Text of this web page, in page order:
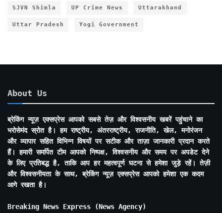
SJVN Shimla UP Crime News Uttarakhand
Uttar Pradesh Yogi Government
About Us
ब्रेकिंग न्यूज़ एक्सप्रेस आपको सबसे तेज़ और विश्वसनीय खबरें पहुंचाने का
भरोसेमंद स्रोत है। हम राष्ट्रीय, अंतरराष्ट्रीय, राजनीति, खेल, मनोरंजन
और व्यापार सहित विभिन्न विषयों पर सटीक और ताज़ा जानकारी प्रदान करते
हैं। हमारी समर्पित टीम आपको निष्पक्ष, विश्वसनीय और समय पर अपडेट देने
के लिए प्रतिबद्ध है, ताकि आप हर महत्वपूर्ण घटना से हमेशा जुड़े रहें। तेज़ी
और विश्वसनीयता के साथ, ब्रेकिंग न्यूज़ एक्सप्रेस आपको हमेशा एक कदम
आगे रखता है।
Breaking News Express (News Agency)